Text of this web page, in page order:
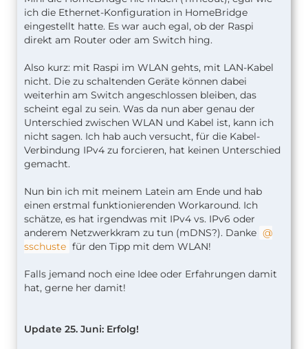
ich die Ethernet-Konfiguration in HomeBridge
eingestellt hatte. Es war auch egal, ob der Raspi
direkt am Router oder am Switch hing.
Also kurz: mit Raspi im WLAN gehts, mit LAN-Kabel
nicht. Die zu schaltenden Geräte können dabei
weiterhin am Switch angeschlossen bleiben, das
scheint egal zu sein. Was da nun aber genau der
Unterschied zwischen WLAN und Kabel ist, kann ich
nicht sagen. Ich hab auch versucht, für die Kabel-
Verbindung IPv4 zu forcieren, hat keinen Unterschied
gemacht.
Nun bin ich mit meinem Latein am Ende und hab
einen erstmal funktionierenden Workaround. Ich
schätze, es hat irgendwas mit IPv4 vs. IPv6 oder
anderem Netzwerkkram zu tun (mDNS?). Danke
sschuste für den Tipp mit dem WLAN!
Falls jemand noch eine Idee oder Erfahrungen damit
hat, gerne her damit!
Update 25. Juni: Erfolg!